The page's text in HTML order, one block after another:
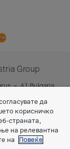
Group
A1 Bulgaria
да
корисничко
страната,
на релевантна
на
Повеќе